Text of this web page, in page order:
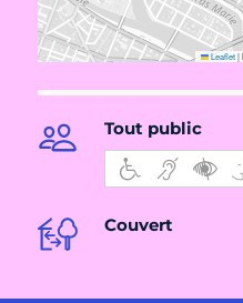
Leaflet|
Tout public
Couvert